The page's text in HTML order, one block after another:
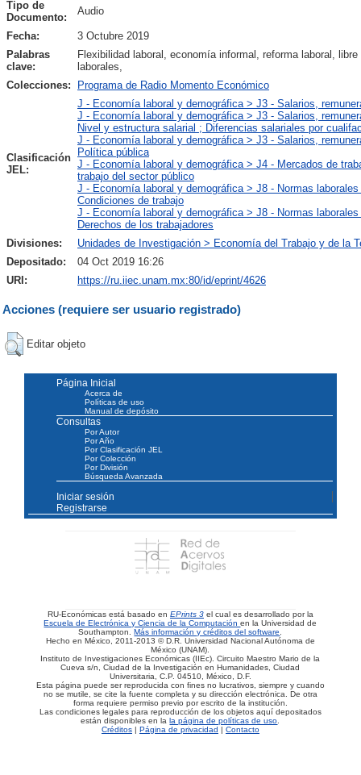
Tipo de
Documento:
Audio
Fecha:
3 Octubre 2019
Palabras
clave:
Flexibilidad laboral, economía informal, reforma laboral,
laborales,
Colecciones:
Programa de Radio Momento Económico
Clasificación
JEL:
J - Economía laboral y demográfica > J3 - Salarios,
J - Economía laboral y demográfica > J3 - Salarios,
Nivel y estructura salarial ; Diferencias salariales por
J - Economía laboral y demográfica > J3 - Salarios,
Política pública
J - Economía laboral y demográfica > J4 - Mercados de
trabajo del sector público
J - Economía laboral y demográfica > J8 - Normas
Condiciones de trabajo
J - Economía laboral y demográfica > J8 - Normas
Derechos de los trabajadores
Divisiones:
Unidades de Investigación > Economía del Trabajo y de la
Depositado:
04 Oct 2019 16:26
URI:
https://ru.iiec.unam.mx:80/id/eprint/4626
Acciones (requiere ser usuario registrado)
Editar objeto
Página Inicial
Acerca de
Políticas de uso
Manual de depósito
Consultas
Por Autor
Por Año
Por Clasificación JEL
Por Colección
Por División
Búsqueda Avanzada
Iniciar sesión
Registrarse
RU-Económicas está basado en EPrints 3 el cual es desarrollado por la
Escuela de Electrónica y Ciencia de la Computaciónen la Universidad de
Southampton.Más información y créditos del software.
Hecho en México, 2011-2013 © D.R. Universidad Nacional Autónoma de
México (UNAM).
Instituto de Investigaciones Económicas (IIEc). Circuito Maestro Mario de la
Cueva s/n, Ciudad de la Investigación en Humanidades, Ciudad
Universitaria, C.P. 04510, México, D.F.
Esta página puede ser reproducida con fines no lucrativos, siempre y cuando
no se mutile, se cite la fuente completa y su dirección electrónica. De otra
forma requiere permiso previo por escrito de la institución.
Las condiciones legales para reproducción de los objetos aquí depositados
están disponibles en lala página de políticas de uso.
Créditos| Página de privacidad | Contacto